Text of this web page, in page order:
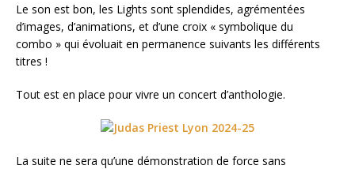
Le son est bon, les Lights sont splendides, agrémentées
d’images, d’animations, et d’une croix « symbolique du
combo » qui évoluait en permanence suivants les différents
titres !
Tout est en place pour vivre un concert d’anthologie.
La suite ne sera qu’une démonstration de force sans